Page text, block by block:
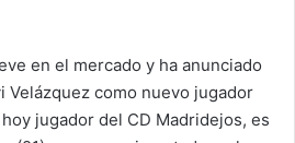
en el mercado y ha anunciado
Velázquez como nuevo jugador
jugador del CD Madridejos, es